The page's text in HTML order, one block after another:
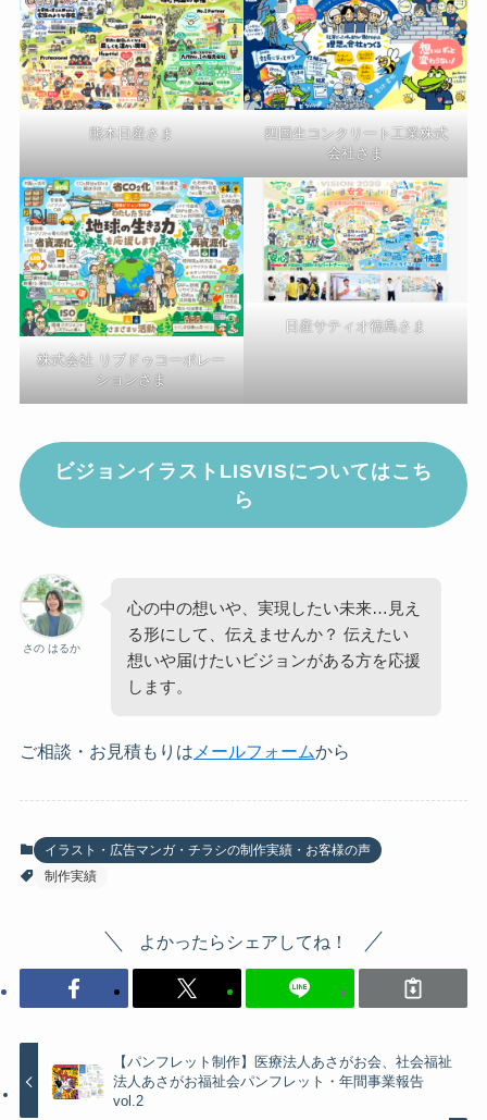
熊本日産さま
四国生コンクリート工業株式
会社さま
株式会社 リブドゥコーポレー
ションさま
日産サティオ徳島さま
ビジョンイラストLISVISについてはこち
ら
さの はるか
心の中の想いや、実現したい未来…見え
る形にして、伝えませんか？ 伝えたい
想いや届けたいビジョンがある方を応援
します。
ご相談・お見積もりは メールフォームから
イラスト・広告マンガ・チラシの制作実績・お客様の声
制作実績
よかったらシェアしてね！
【パンフレット制作】医療法人あさがお会、社会福祉
法人あさがお福祉会パンフレット・年間事業報告
vol.2